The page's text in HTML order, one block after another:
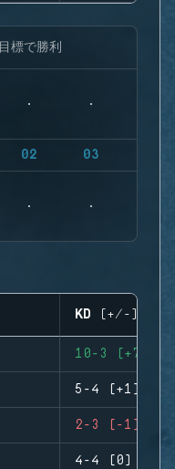
目標で勝利
02 03
KD (+/-)
10-3 (+7)
5-4 (+1)
2-3 (-1)
4-4 (0)